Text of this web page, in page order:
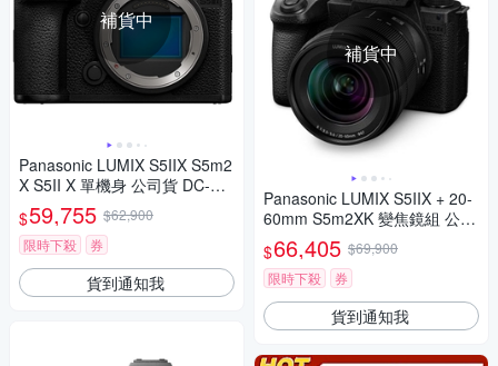
補貨中
Panasonic LUMIX S5IIX S5m2
X S5II X 單機身 公司貨 DC-S5
M2X
$59,755 $62,900
限時下殺
券
貨到通知我
補貨中
Panasonic LUMIX S5IIX + 20-
60mm S5m2XK 變焦鏡組 公司
貨 DC-S5M2XK
$66,405 $69,900
限時下殺
券
貨到通知我